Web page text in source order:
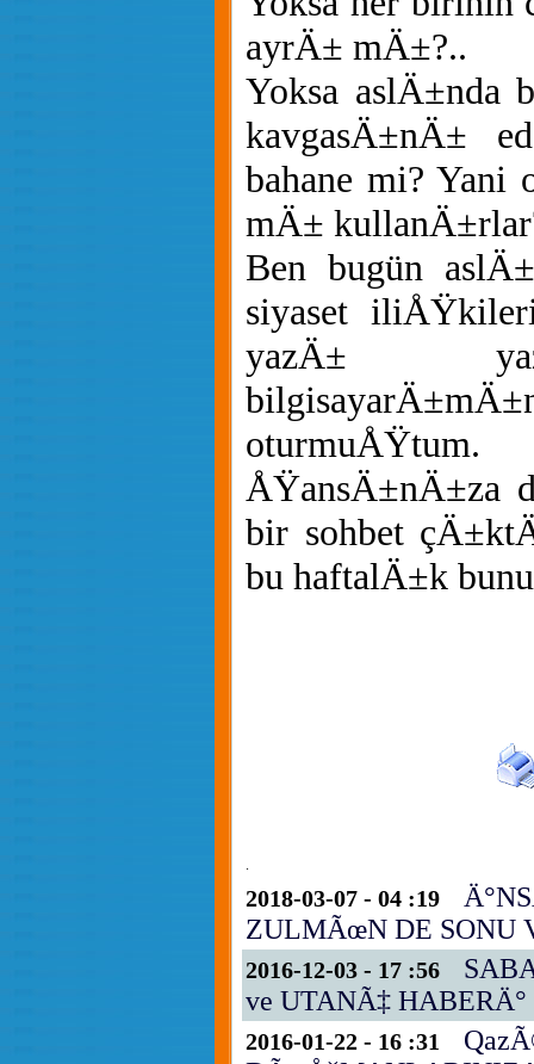
ayrÄ± mÄ±?..
Yoksa aslÄ±nda
kavgasÄ±nÄ±
bahane mi? Yani
mÄ±
Ben bugün
siyaset
yazÄ±
ÅŸansÄ±nÄ±za
bir sohbet
bu haftalÄ±k
.
2018-03-07 - 04 :19
ZULMÃœN DE SONU
2016-12-03 - 17 :56
ve UTANÃ‡ HABERÄ°
2016-01-22 - 16 :31